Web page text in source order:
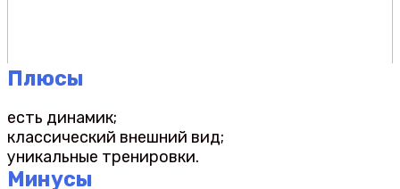
Плюсы
есть динамик;
классический внешний вид;
уникальные тренировки.
Минусы